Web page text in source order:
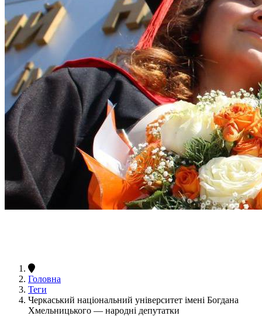
Головна
Теги
Черкаський національний університет імені Богдана
Хмельницького — народні депутатки